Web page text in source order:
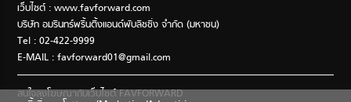
เว็บไซต์ : www.favforward.com
บริษัท อมรินทร์พริ้นติ้งแอนด์พับลิชชิ่ง จำกัด (มหาชน)
Tel : 02-422-9999
E-MAIL :favforward01@gmail.com
สนใจลงโฆษณากับเว็บไซต์ FAVFORWARD